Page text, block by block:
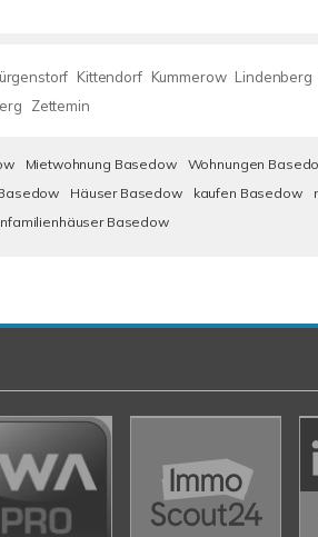
Kittendorf Kummerow Lindenberg
Zettemin
Mietwohnung Basedow Wohnungen
Häuser Basedow kaufen Basedow
Basedow